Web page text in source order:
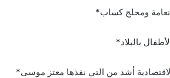
نعامة ومحلج كساب*
بالبلاد*
أشد من التي نفذها معتز موسى*